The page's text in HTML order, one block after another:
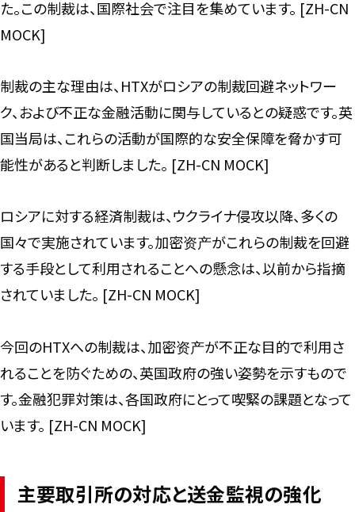
た。この制裁は、国際社会で注目を集めています。 [ZH-CN
MOCK]
制裁の主な理由は、HTXがロシアの制裁回避ネットワー
ク、および不正な金融活動に関与しているとの疑惑です。英
国当局は、これらの活動が国際的な安全保障を脅かす可
能性があると判断しました。 [ZH-CN MOCK]
ロシアに対する経済制裁は、ウクライナ侵攻以降、多くの
国々で実施されています。加密资产がこれらの制裁を回避
する手段として利用されることへの懸念は、以前から指摘
されていました。 [ZH-CN MOCK]
今回のHTXへの制裁は、加密资产が不正な目的で利用さ
れることを防ぐための、英国政府の強い姿勢を示すもので
す。金融犯罪対策は、各国政府にとって喫緊の課題となって
います。 [ZH-CN MOCK]
主要取引所の対応と送金監視の強化